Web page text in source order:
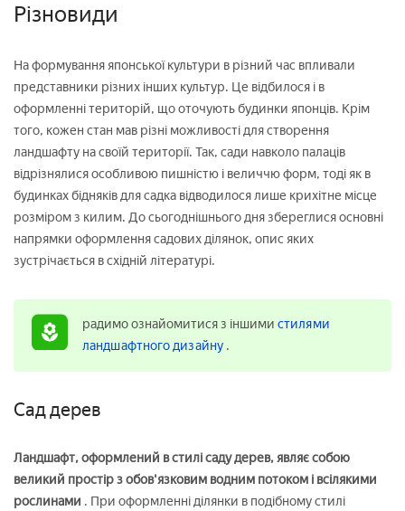
Різновиди
На формування японської культури в різний час впливали
представники різних інших культур. Це відбилося і в
оформленні територій, що оточують будинки японців. Крім
того, кожен стан мав різні можливості для створення
ландшафту на своїй території. Так, сади навколо палаців
відрізнялися особливою пишністю і величчю форм, тоді як в
будинках бідняків для садка відводилося лише крихітне місце
розміром з килим. До сьогоднішнього дня збереглися основні
напрямки оформлення садових ділянок, опис яких
зустрічається в східній літературі.
радимо ознайомитися з іншими стилями
ландшафтного дизайну .
Сад дерев
Ландшафт, оформлений в стилі саду дерев, являє собою
великий простір з обов'язковим водним потоком і всілякими
рослинами . При оформленні ділянки в подібному стилі